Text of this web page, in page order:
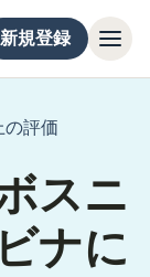
新規登録
の評価
（別ウィン
スニ
ナに